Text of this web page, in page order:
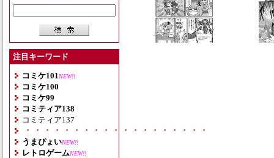
注目キーワード
コミケ101 NEW!!
コミケ100
コミケ99
コミティア138
コミティア137
・・・・・・・・・・・・・・・・・・・
うまぴょいNEW!!
レトロゲームNEW!!